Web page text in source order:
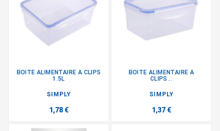
BOITE ALIMENTAIRE A CLIPS
1.5L
SIMPLY
1,78 €
BOITE ALIMENTAIRE A
CLIPS...
SIMPLY
1,37 €